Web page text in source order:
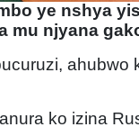
ye nshya
mu njyana
ahubwo
ko izina